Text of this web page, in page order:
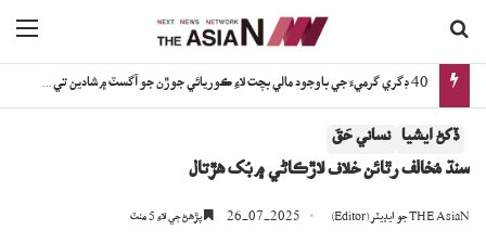
اڳوڻي چيف جسٽس جي گهر ۽ بئنڪ تي فائرنگ: جاچ دوران نوجوان ڪيئن فوت ٿيو؟
ڏکڻ ايشيا نساني حَقَ
سنڌ مُخالف رٿائن خلاف لاڙڪاڻي ۾ بُک ھڙتال
THE AsiaN جو ايڊيٽر (Editor) 26-07-2025 پڙھڻ جي لاءِ 5 منٽ